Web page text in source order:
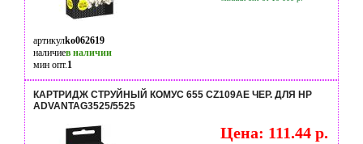
артикулko062619
наличиев наличии
мин опт.1
КАРТРИДЖ СТРУЙНЫЙ КОМУС 655 CZ109AE ЧЕР. ДЛЯ HP
ADVANTAG3525/5525
Цена: 111.44 р.